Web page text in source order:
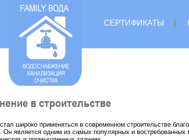
СЕРТИФИКАТЫ
в строительстве
широко применяться в современном строительстве
Он является одним из самых популярных и